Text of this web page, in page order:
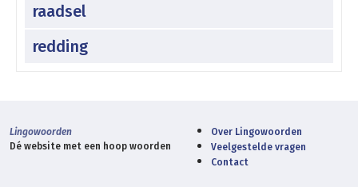
raadsel
redding
Lingowoorden
Dé website met een hoop woorden
Over Lingowoorden
Veelgestelde vragen
Contact